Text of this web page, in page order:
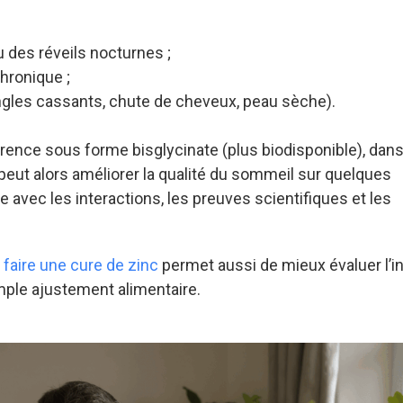
des réveils nocturnes ;
;
cassants, chute de cheveux, peau sèche).
sous forme bisglycinate (plus biodisponible),
alors améliorer la qualité du sommeil sur quelques
avec les interactions, les preuves scientifiques et les
une cure de zinc permet aussi de mieux évaluer
ajustement alimentaire.